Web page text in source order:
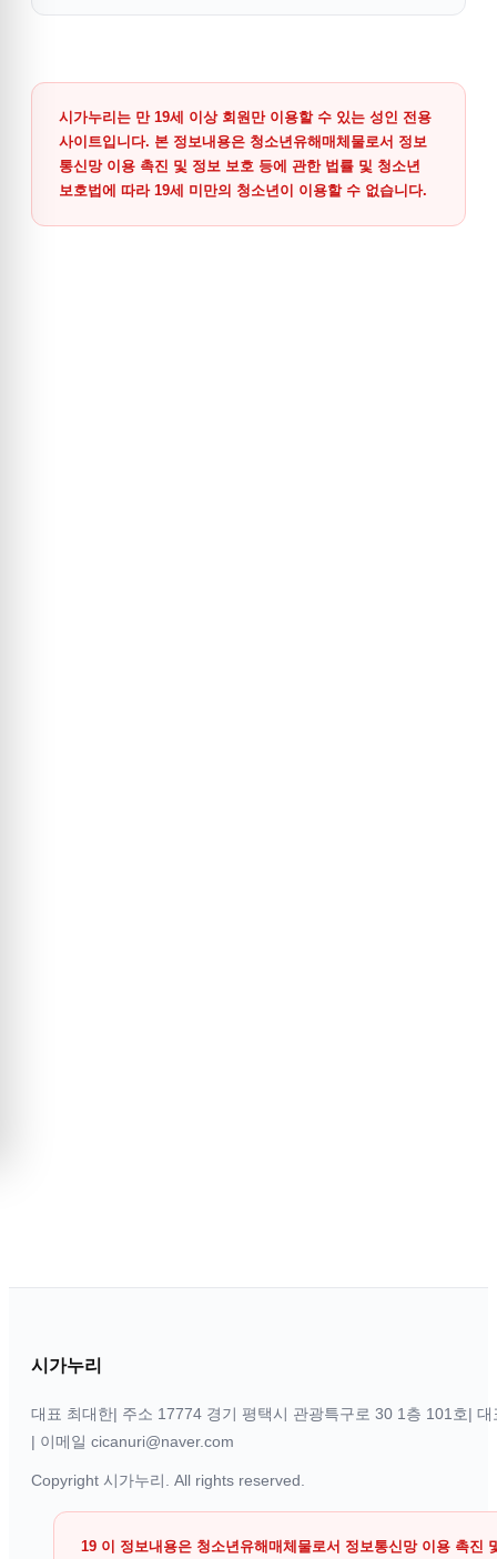
시가누리는 만 19세 이상 회원만 이용할 수 있는 성인 전용
사이트입니다. 본 정보내용은 청소년유해매체물로서 정보
통신망 이용 촉진 및 정보 보호 등에 관한 법률 및 청소년
보호법에 따라 19세 미만의 청소년이 이용할 수 없습니다.
시가누리
대표 최대한| 주소 17774 경기 평택시 관광특구로 30 1층 101호| 대
| 이메일 cicanuri@naver.com
Copyright 시가누리 . All rights reserved.
19 이 정보내용은 청소년유해매체물로서 정보통신망 이용 촉